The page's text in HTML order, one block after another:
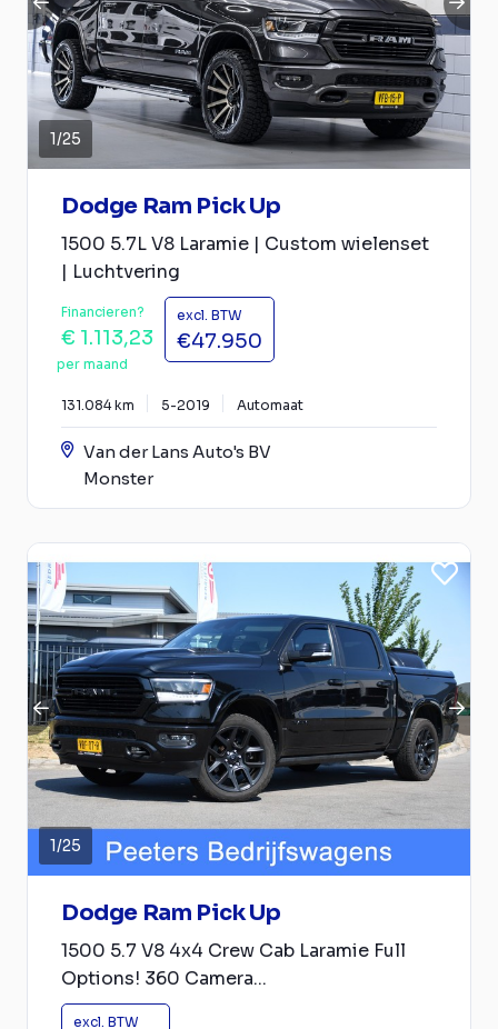
1/25
Dodge Ram Pick Up
1500 5.7L V8 Laramie | Custom wielenset
| Luchtvering
Financieren?
€ 1.113,23
per maand
excl. BTW
€47.950
131.084 km 5-2019 Automaat
Van der Lans Auto's BV
Monster
1/25
Dodge Ram Pick Up
1500 5.7 V8 4x4 Crew Cab Laramie Full
Options! 360 Camera...
excl. BTW